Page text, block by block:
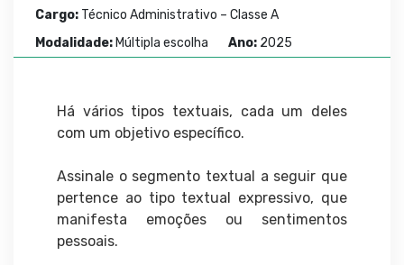
Cargo: Técnico Administrativo – Classe A
Modalidade: Múltipla escolha Ano: 2025
Há vários tipos textuais, cada um deles
com um objetivo específico.
Assinale o segmento textual a seguir que
pertence ao tipo textual expressivo, que
manifesta emoções ou sentimentos
pessoais.